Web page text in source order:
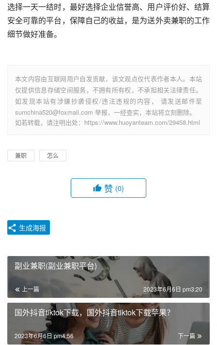
选择一天一结时，最好选择企业信誉高、用户评价好、结算
安全可靠的平台，保障自己的收益，是为送外卖兼职的工作
细节做好准备。
本文内容由互联网用户自发贡献，该文观点仅代表作者本人。本站
仅提供信息存储空间服务，不拥有所有权，不承担相关法律责任。
如发现本站有涉嫌抄袭侵权/违法违规的内容， 请发送邮件至
sumchina520@foxmail.com 举报，一经查实，本站将立刻删除。
如若转载，请注明出处：https://www.huoyanteam.com/29458.html
兼职 怎么
赞 (0)
生成海报
副业兼职(副业兼职平台)
上一篇 2023年6月6日 pm3:20
国外抖音tiktok下载，国外抖音tiktok下载苹果？
下一篇
2023年6月6日 pm4:56